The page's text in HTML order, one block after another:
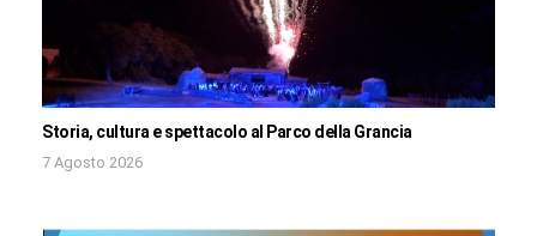
Storia, cultura e spettacolo al Parco della Grancia
7 Agosto 2026